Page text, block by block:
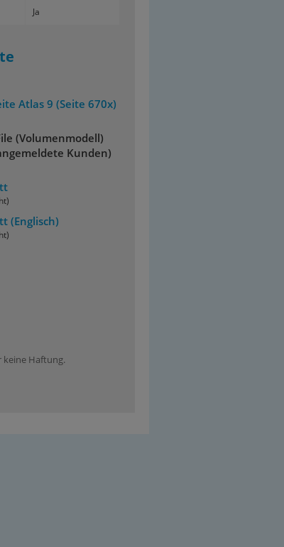
Ja
Atlas 9 (Seite 670x)
(Volumenmodell)
Kunden)
(Englisch)
keine Haftung.